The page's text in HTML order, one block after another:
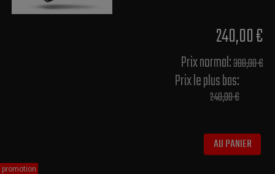
240,00 €
Prix normal​:300,00 €
Prix le plus bas:
240,00 €
AU PANIER
promotion